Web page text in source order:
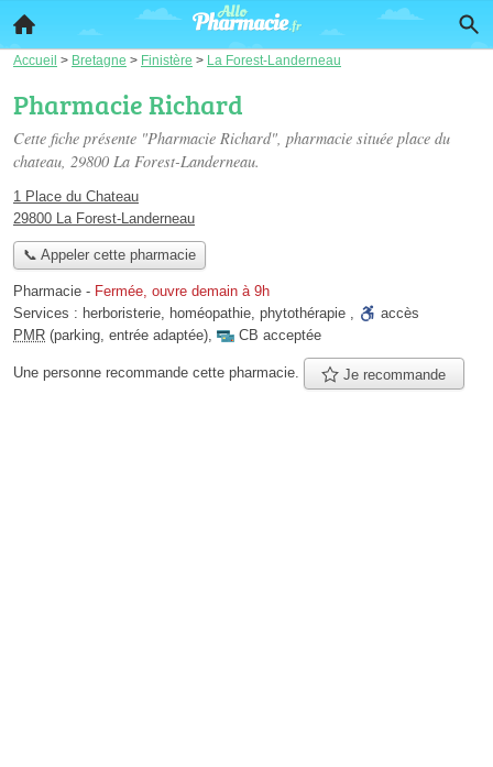
Accueil > Bretagne > Finistère > La Forest-Landerneau
Pharmacie Richard
Cette fiche présente "Pharmacie Richard", pharmacie située place du
chateau, 29800 La Forest-Landerneau.
1 Place du Chateau
29800 La Forest-Landerneau
📞 Appeler cette pharmacie
Pharmacie - Fermée, ouvre demain à 9h
Services : herboristerie, homéopathie, phytothérapie ,
accès
PMR (parking, entrée adaptée), CB acceptée
Une personne recommande cette pharmacie. Je recommande